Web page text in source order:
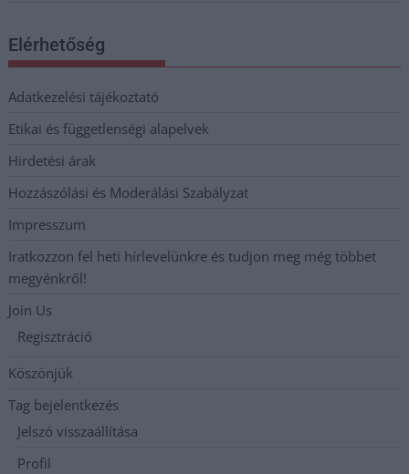
Elérhetőség
Adatkezelési tájékoztató
Etikai és függetlenségi alapelvek
Hirdetési árak
Hozzászólási és Moderálási Szabályzat
Impresszum
Iratkozzon fel heti hírlevelünkre és tudjon meg még többet
megyénkről!
Join Us
Regisztráció
Köszönjük
Tag bejelentkezés
Jelszó visszaállítása
Profil